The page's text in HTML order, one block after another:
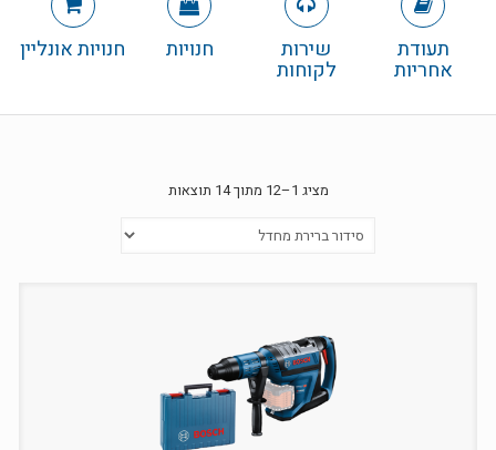
תעודת
אחריות
שירות
לקוחות
חנויות חנויות אונליין
מציג 1–12 מתוך 14 תוצאות